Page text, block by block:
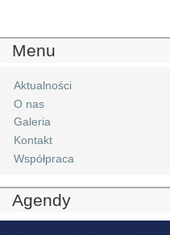
Menu
Aktualności
O nas
Galeria
Kontakt
Współpraca
Agendy